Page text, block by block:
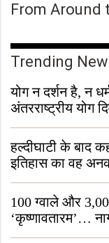
From Around
Trending
योग न दर्शन है, न
अंतरराष्ट्रीय योग
हल्दीघाटी के बाद
इतिहास का वह
जीवित है
100 ग्वाले और
‘कृष्णावतारम’…
“ऐसा तो सिर्फ़